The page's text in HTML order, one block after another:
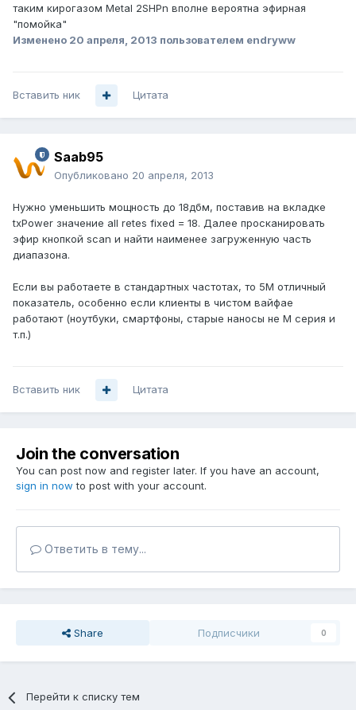
таким кирогазом Metal 2SHPn вполне вероятна эфирная
"помойка"
Изменено 20 апреля, 2013 пользователем endryww
Вставить ник Цитата
Saab95
Опубликовано 20 апреля, 2013
Нужно уменьшить мощность до 18дбм, поставив на вкладке
txPower значение all retes fixed = 18. Далее просканировать
эфир кнопкой scan и найти наименее загруженную часть
диапазона.
Если вы работаете в стандартных частотах, то 5М отличный
показатель, особенно если клиенты в чистом вайфае
работают (ноутбуки, смартфоны, старые наносы не М серия и
т.п.)
Вставить ник Цитата
Join the conversation
You can post now and register later. If you have an account,
sign in now to post with your account.
Ответить в тему...
Share Подписчики 0
Перейти к списку тем